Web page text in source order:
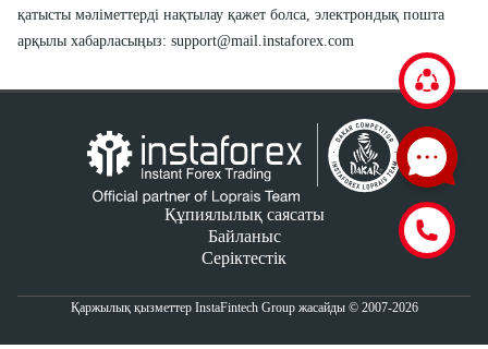
қатысты мәліметтерді нақтылау қажет болса, электрондық пошта
арқылы хабарласыңыз: support@mail.instaforex.com
Құпиялылық саясаты
Байланыс
Серіктестік
Қаржылық қызметтер InstaFintech Group жасайды © 2007-2026